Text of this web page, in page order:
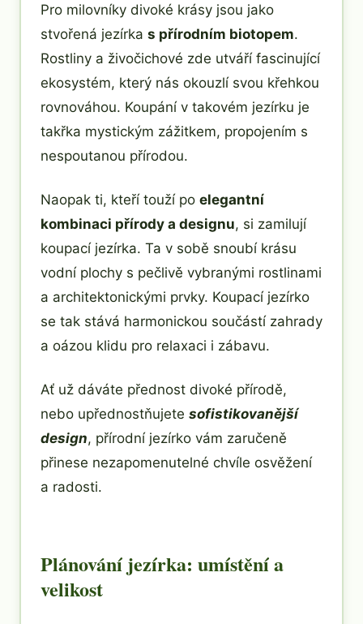
Pro milovníky divoké krásy jsou jako
stvořená jezírka s přírodním biotopem.
Rostliny a živočichové zde utváří fascinující
ekosystém, který nás okouzlí svou křehkou
rovnováhou. Koupání v takovém jezírku je
takřka mystickým zážitkem, propojením s
nespoutanou přírodou.
Naopak ti, kteří touží po elegantní
kombinaci přírody a designu, si zamilují
koupací jezírka. Ta v sobě snoubí krásu
vodní plochy s pečlivě vybranými rostlinami
a architektonickými prvky. Koupací jezírko
se tak stává harmonickou součástí zahrady
a oázou klidu pro relaxaci i zábavu.
Ať už dáváte přednost divoké přírodě,
nebo upřednostňujete sofistikovanější
design, přírodní jezírko vám zaručeně
přinese nezapomenutelné chvíle osvěžení
a radosti.
Plánování jezírka: umístění a
velikost